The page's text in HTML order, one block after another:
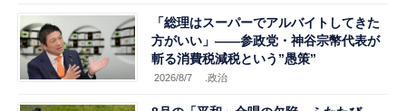
「総理はスーパーでアルバイトしてきた
方がいい」――参政党・神谷宗幣代表が
斬る消費税減税という”愚策”
2026/8/7 .政治